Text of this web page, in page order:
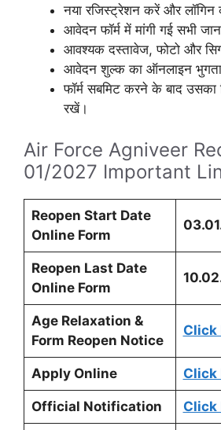
नया रजिस्ट्रेशन करें और लॉगिन
आवेदन फॉर्म में मांगी गई सभी
आवश्यक दस्तावेज, फोटो और
आवेदन शुल्क का ऑनलाइन
फॉर्म सबमिट करने के बाद उसका
रखें।
Air Force Agniveer
01/2027 Important
Reopen Start Date
Online Form
Reopen Last Date
Online Form
Age Relaxation &
Form Reopen Notice
Click
Apply Online Click
Official Notification Click